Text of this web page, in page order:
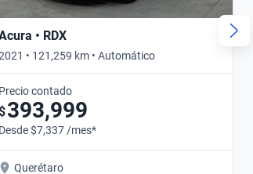
• RDX
• 121,259 km • Automático
Precio contado
393,999
Desde $7,337 /mes*
Querétaro